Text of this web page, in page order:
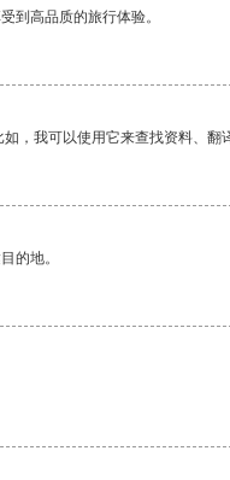
到高品质的旅行体验。
，我可以使用它来查找资料、翻
的地。